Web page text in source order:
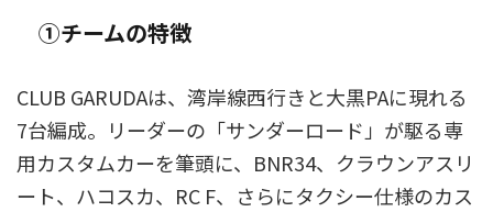
①チームの特徴
CLUB GARUDAは、湾岸線西行きと大黒PAに現れる
7台編成。リーダーの「サンダーロード」が駆る専
用カスタムカーを筆頭に、BNR34、クラウンアスリ
ート、ハコスカ、RC F、さらにタクシー仕様のカス